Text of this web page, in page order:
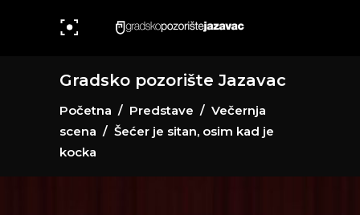
Gradsko pozorište Jazavac
Početna / Predstave / Večernja
scena / Šećer je sitan, osim kad je
kocka